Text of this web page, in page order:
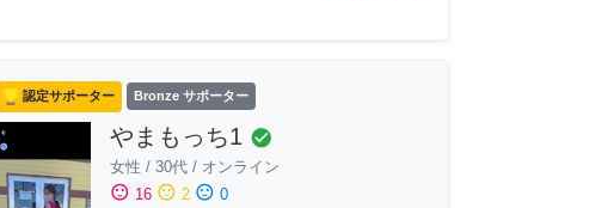
認定サポーター Bronze サポーター
やまもっち1 check_circle
女性 / 30代/ オンライン
sentiment_satisfied 16 sentiment_neutral 2 sentiment_dissatisfied 0